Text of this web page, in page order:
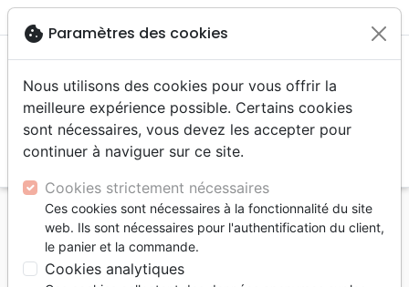
menu
Accueil Livres
Livres cadeaux
Sincères condoléances - Apprendre à revivre
Sincères condoléances
cookie Paramètres des cookies
Nous utilisons des cookies pour vous offrir la
meilleure expérience possible. Certains cookies
sont nécessaires, vous devez les accepter pour
continuer à naviguer sur ce site.
Cookies strictement nécessaires
Ces cookies sont nécessaires à la fonctionnalité du site
web. Ils sont nécessaires pour l'authentification du client,
le panier et la commande.
Cookies analytiques